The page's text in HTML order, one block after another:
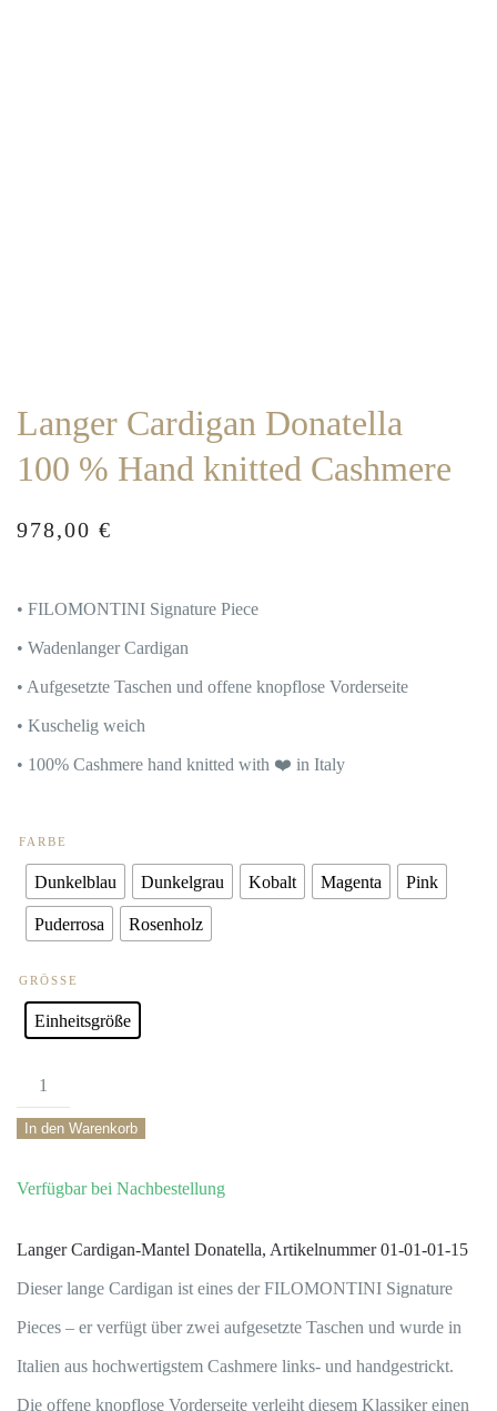
Langer Cardigan Donatella
100 % Hand knitted Cashmere
978,00 €
• FILOMONTINI Signature Piece
• Wadenlanger Cardigan
• Aufgesetzte Taschen und offene knopflose Vorderseite
• Kuschelig weich
• 100% Cashmere hand knitted with ❤️ in Italy
FARBE
Dunkelblau Dunkelgrau Kobalt Magenta Pink
Puderrosa Rosenholz
GRÖSSE
Einheitsgröße
Langer
Cardigan
%
In den Warenkorb
Verfügbar bei Nachbestellung
Langer Cardigan-Mantel Donatella, Artikelnummer 01-01-01-15
Dieser lange Cardigan ist eines der FILOMONTINI Signature
Pieces – er verfügt über zwei aufgesetzte Taschen und wurde in
Italien aus hochwertigstem Cashmere links- und handgestrickt.
Die offene knopflose Vorderseite verleiht diesem Klassiker einen